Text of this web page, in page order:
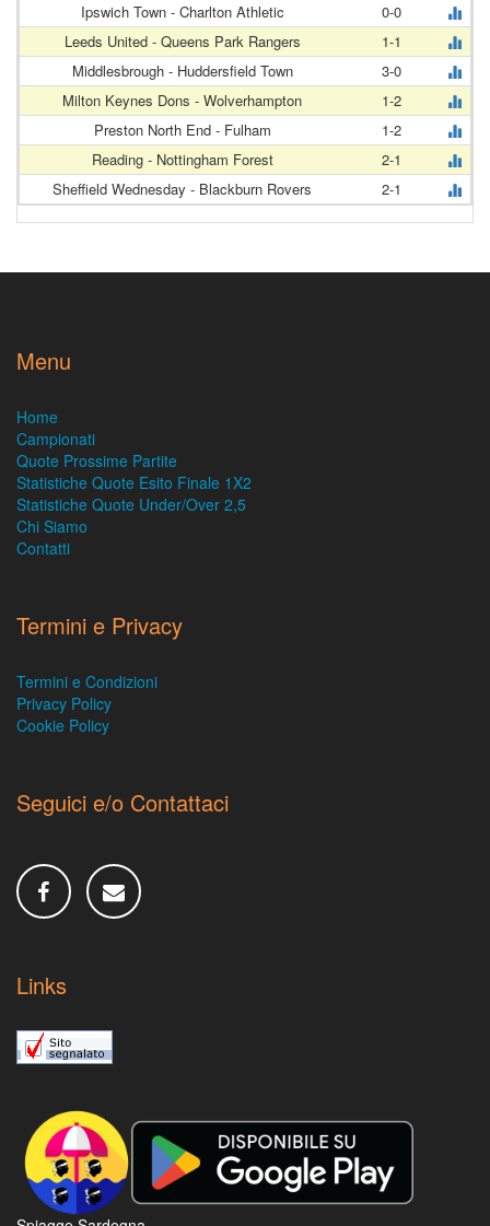
Ipswich Town - Charlton Athletic
0-0
Leeds United - Queens Park Rangers
1-1
Middlesbrough - Huddersfield Town
3-0
Milton Keynes Dons - Wolverhampton
1-2
Preston North End - Fulham
1-2
Reading - Nottingham Forest
2-1
Sheffield Wednesday - Blackburn Rovers
2-1
Menu
Home
Campionati
Quote Prossime Partite
Statistiche Quote Esito Finale 1X2
Statistiche Quote Under/Over 2,5
Chi Siamo
Contatti
Termini e Privacy
Termini e Condizioni
Privacy Policy
Cookie Policy
Seguici e/o Contattaci
Links